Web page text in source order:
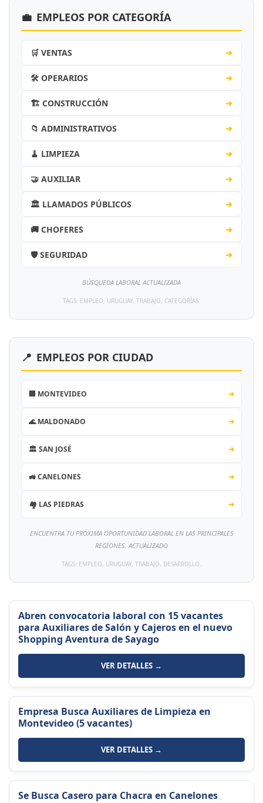
💼 EMPLEOS POR CATEGORÍA
🛒 VENTAS ➔
🛠️ OPERARIOS ➔
🏗️ CONSTRUCCIÓN ➔
📁 ADMINISTRATIVOS ➔
🧹 LIMPIEZA ➔
🤝 AUXILIAR ➔
🏛️ LLAMADOS PÚBLICOS ➔
🚚 CHOFERES ➔
🛡️ SEGURIDAD ➔
BÚSQUEDA LABORAL ACTUALIZADA
TAGS: EMPLEO, URUGUAY, TRABAJO, CATEGORÍAS.
📍 EMPLEOS POR CIUDAD
🏢 MONTEVIDEO ➔
🌊 MALDONADO ➔
🏛️ SAN JOSÉ ➔
🚜 CANELONES ➔
🏘️ LAS PIEDRAS ➔
ENCUENTRA TU PRÓXIMA OPORTUNIDAD LABORAL EN LAS PRINCIPALES
REGIONES. ACTUALIZADO
TAGS: EMPLEO, URUGUAY, TRABAJO, DESARROLLO.
Abren convocatoria laboral con 15 vacantes
para Auxiliares de Salón y Cajeros en el nuevo
Shopping Aventura de Sayago
VER DETALLES →
Empresa Busca Auxiliares de Limpieza en
Montevideo (5 vacantes)
VER DETALLES →
Se Busca Casero para Chacra en Canelones